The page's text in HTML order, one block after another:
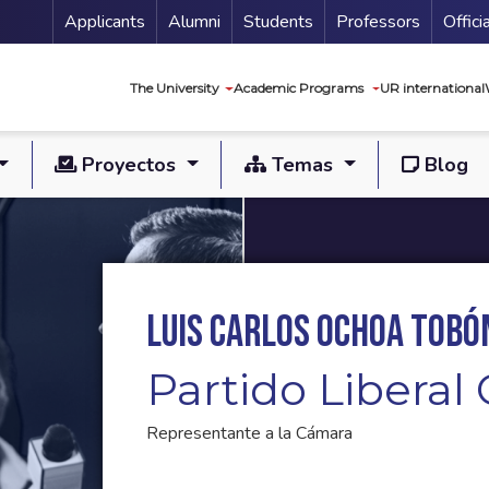
Menu Secundario
Applicants Alumni Students Professors
The University Academic Programs UR international
Proyectos Temas Blog
Luis Carlos Ochoa
Partido Liberal
Representante a la Cámara